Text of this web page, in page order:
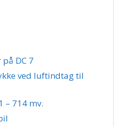
DC 7
ved luftindtag til
– 714 mv.